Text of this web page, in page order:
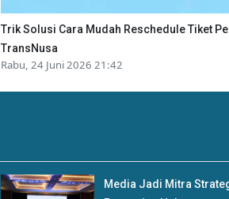
Trik Solusi Cara Mudah Reschedule Tiket
TransNusa
Rabu, 24 Juni 2026 21:42
Media Jadi Mitra